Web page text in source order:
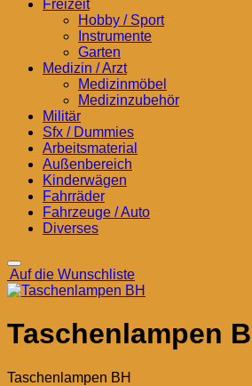
Freizeit
Hobby / Sport
Instrumente
Garten
Medizin / Arzt
Medizinmöbel
Medizinzubehör
Militär
Sfx / Dummies
Arbeitsmaterial
Außenbereich
Kinderwägen
Fahrräder
Fahrzeuge / Auto
Diverses
Auf die Wunschliste
Taschenlampen
Taschenlampen BH